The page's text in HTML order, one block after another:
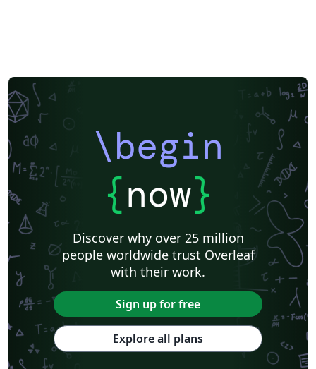
\begin
{now}
Discover why over 25 million
people worldwide trust Overleaf
with their work.
Sign up for free
Explore all plans